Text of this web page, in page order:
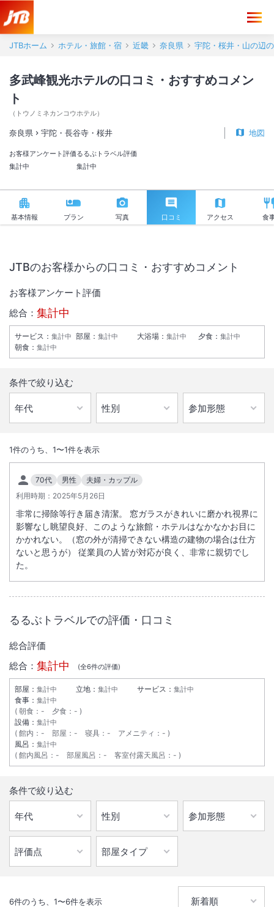
JTBホーム ホテル・旅館・宿 近畿 奈良県 宇陀・桜井・山の辺
多武峰観光ホテルの口コミ・おすすめコメン
ト
（ トウノミネカンコウホテル）
奈良県 宇陀・長谷寺・桜井 地図
お客様アンケート評価
集計中
るるぶトラベル評価
集計中
基本情報 プラン 写真 口コミ アクセス 食
関西の日光と呼ばれる談山神社の正面に位置し、館内各所から四季折々
の談山神社境内が一望できます。名物【義経鍋】は大和名物料理百選に
て三期連続第一位に入賞しました。
総客室数42室
INチェックイン
15:00/ OUT チェックアウト
10:00
JTBのお客様からの口コミ・おすすめコメント
お客様アンケート評価
総合： 集計中
サービス ： 集計中 部屋 ： 集計中 大浴場 ： 集計中 夕食 ： 集計中
朝食 ： 集計中
条件で絞り込む
1件のうち、 1〜1件を表示
70代 男性
夫婦・カップル
利用時期： 2025年5月26日
非常に掃除等行き届き清潔。 窓ガラスがきれいに磨かれ視界に
影響なし眺望良好、このような旅館・ホテルはなかなかお目に
かかれない。（窓の外が清掃できない構造の建物の場合は仕方
ないと思うが） 従業員の人皆が対応が良く、非常に親切でし
た。
るるぶトラベルでの評価・口コミ
総合評価
総合： 集計中 (全6件の評価)
部屋： 集計中 立地： 集計中 サービス： 集計中
食事： 集計中
朝食 ： - 夕食 ： -
設備： 集計中
館内 ： - 部屋 ： - 寝具 ： - アメニティ ： -
風呂： 集計中
館内風呂 ： - 部屋風呂 ： - 客室付露天風呂 ： -
条件で絞り込む
6件のうち、 1〜6件を表示